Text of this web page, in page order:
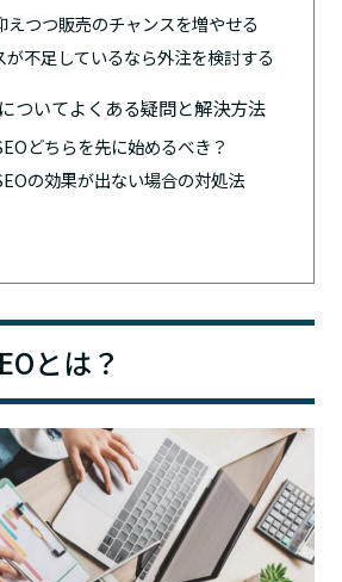
えつつ販売のチャンスを増やせる
が不足しているなら外注を検討する
ついてよくある疑問と解決方法
どちらを先に始めるべき？
の効果が出ない場合の対処法
とは？